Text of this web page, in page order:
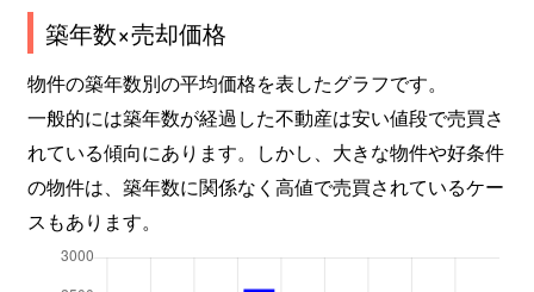
築年数×売却価格
物件の築年数別の平均価格を表したグラフです。
一般的には築年数が経過した不動産は安い値段で売買さ
れている傾向にあります。しかし、大きな物件や好条件
の物件は、築年数に関係なく高値で売買されているケー
スもあります。